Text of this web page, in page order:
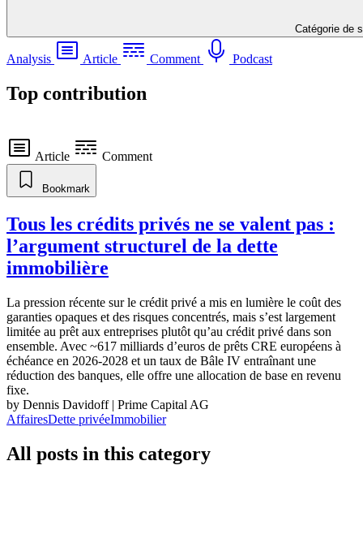
Catégorie de
Analysis Article Comment Podcast
Top contribution
Article Comment
Bookmark
Tous les crédits privés ne se valent pas :
l’argument structurel de la dette
immobilière
La pression récente sur le crédit privé a mis en lumière le coût des
garanties opaques et des risques concentrés, mais s’est largement
limitée au prêt aux entreprises plutôt qu’au crédit privé dans son
ensemble. Avec ~617 milliards d’euros de prêts CRE européens à
échéance en 2026-2028 et un taux de Bâle IV entraînant une
réduction des banques, elle offre une allocation de base en revenu
fixe.
by Dennis Davidoff | Prime Capital AG
AffairesDette privéeImmobilier
All posts in this category